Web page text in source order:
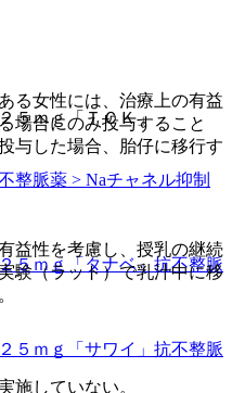
５ｍｇ「ＴＣＫ」
整脈薬 > Naチャネル抑制
５ｍｇ「タナベ」 抗不整脈
５ｍｇ「サワイ」 抗不整脈
る女性には、治療上の有益
場合にのみ投与すること
与した場合、胎仔に移行す
益性を考慮し、授乳の継続
験（ラット）で乳汁中に移
施していない。